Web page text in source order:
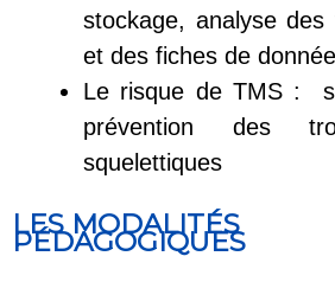
stockage, analyse des
et des fiches de
Le risque de TMS :
prévention des
squelettiques
LES MODALITÉS
PÉDAGOGIQUES